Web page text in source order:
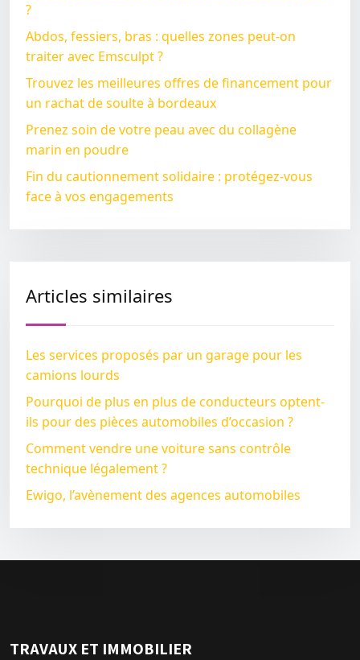
?
Abdos, fessiers, bras : quelles zones peut-on
traiter avec Emsculpt ?
Trouvez les meilleures offres de financement pour
un rachat de soulte à bordeaux
Prenez soin de votre peau avec du collagène
marin en poudre
Fin du cautionnement solidaire : protégez-vous
face à vos engagements
Articles similaires
Les services proposés par un garage pour les
camions lourds
Pourquoi de plus en plus de conducteurs optent-
ils pour des pièces automobiles d’occasion ?
Comment vendre une voiture sans contrôle
technique légalement ?
Ewigo, l’avènement des agences automobiles
TRAVAUX ET IMMOBILIER